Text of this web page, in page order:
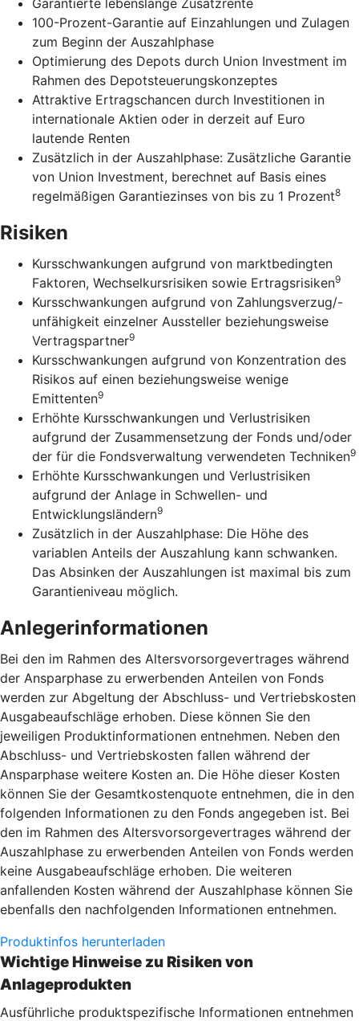
100-Prozent-Garantie auf Einzahlungen und Zulagen
zum Beginn der Auszahlphase
Optimierung des Depots durch Union Investment im
Rahmen des Depotsteuerungskonzeptes
Attraktive Ertragschancen durch Investitionen in
internationale Aktien oder in derzeit auf Euro
lautende Renten
Zusätzlich in der Auszahlphase: Zusätzliche Garantie
von Union Investment, berechnet auf Basis eines
regelmäßigen Garantiezinses von bis zu 1 Prozent8
Risiken
Kursschwankungen aufgrund von marktbedingten
Faktoren, Wechselkursrisiken sowie Ertragsrisiken9
Kursschwankungen aufgrund von Zahlungsverzug/-
unfähigkeit einzelner Aussteller beziehungsweise
Vertragspartner9
Kursschwankungen aufgrund von Konzentration des
Risikos auf einen beziehungsweise wenige
Emittenten9
Erhöhte Kursschwankungen und Verlustrisiken
aufgrund der Zusammensetzung der Fonds und/oder
der für die Fondsverwaltung verwendeten Techniken9
Erhöhte Kursschwankungen und Verlustrisiken
aufgrund der Anlage in Schwellen- und
Entwicklungsländern9
Zusätzlich in der Auszahlphase: Die Höhe des
variablen Anteils der Auszahlung kann schwanken.
Das Absinken der Auszahlungen ist maximal bis zum
Garantieniveau möglich.
Anlegerinformationen
Bei den im Rahmen des Altersvorsorgevertrages während
der Ansparphase zu erwerbenden Anteilen von Fonds
werden zur Abgeltung der Abschluss- und Vertriebskosten
Ausgabeaufschläge erhoben. Diese können Sie den
jeweiligen Produktinformationen entnehmen. Neben den
Abschluss- und Vertriebskosten fallen während der
Ansparphase weitere Kosten an. Die Höhe dieser Kosten
können Sie der Gesamtkostenquote entnehmen, die in den
folgenden Informationen zu den Fonds angegeben ist. Bei
den im Rahmen des Altersvorsorgevertrages während der
Auszahlphase zu erwerbenden Anteilen von Fonds werden
keine Ausgabeaufschläge erhoben. Die weiteren
anfallenden Kosten während der Auszahlphase können Sie
ebenfalls den nachfolgenden Informationen entnehmen.
Produktinfos herunterladen
Wichtige Hinweise zu Risiken von
Anlageprodukten
Ausführliche produktspezifische Informationen entnehmen